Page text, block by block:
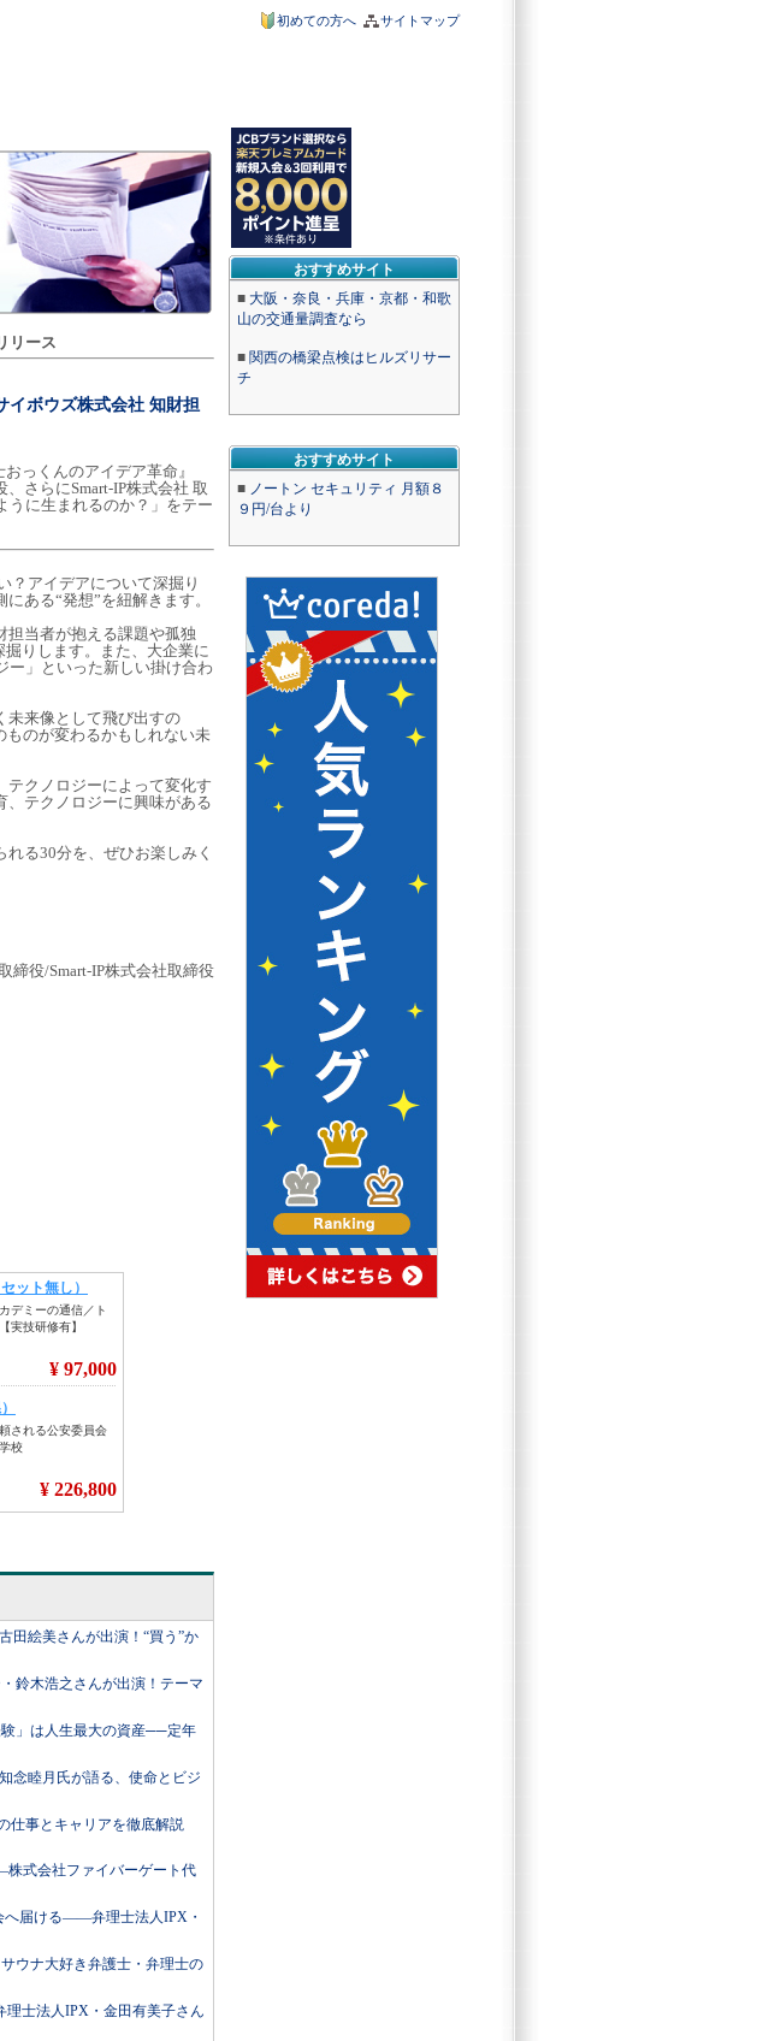
サイトマップ
初めての方へ
おすすめサイト
■ 大阪・奈良・兵庫・京都・和歌
山の交通量調査なら
■ 関西の橋梁点検はヒルズリサー
チ
おすすめサイト
■ ノートン セキュリティ 月額８
９円/台より
リース
イボウズ株式会社 知財担
っくんのアイデア革命』
さらにSmart-IP株式会社 取
うに生まれるのか？」をテー
？アイデアについて深掘り
ある“発想”を紐解きます。
担当者が抱える課題や孤独
りします。また、大企業に
ー」といった新しい掛け合わ
未来像として飛び出すの
ものが変わるかもしれない未
テクノロジーによって変化す
、テクノロジーに興味がある
る30分を、ぜひお楽しみく
/Smart-IP株式会社取締役
田絵美さんが出演！“買う”か
鈴木浩之さんが出演！テーマ
験」は人生最大の資産──定年
念睦月氏が語る、使命とビジ
仕事とキャリアを徹底解説
株式会社ファイバーゲート代
へ届ける――弁理士法人IPX・
ウナ大好き弁護士・弁理士の
士法人IPX・金田有美子さん